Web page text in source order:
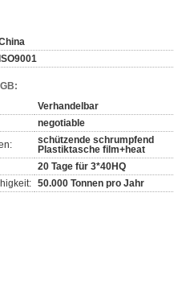
Verhandelbar
negotiable
schützende schrumpfend
Plastiktasche film+heat
20 Tage für 3*40HQ
50.000 Tonnen pro Jahr